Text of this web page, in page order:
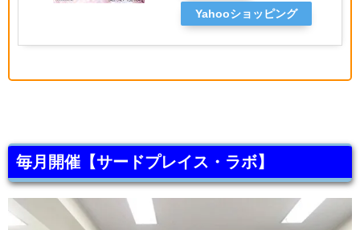
Yahooショッピング
毎月開催【サードプレイス・ラボ】